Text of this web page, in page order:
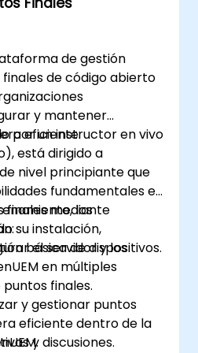
de gestión
de código abierto
y mantener
eficiente.
por un instructor en vivo
está dirigido a
nivel principiante que
fundamentales en
finales mediante
su instalación,
básica de dispositivos.
los
el servidor y los
en múltiples
finales.
y gestionar puntos
eficiente dentro de la
y discusiones.